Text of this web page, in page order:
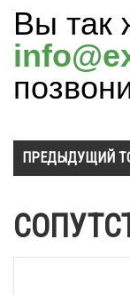
Вы так
ПРЕДЫДУЩИЙ